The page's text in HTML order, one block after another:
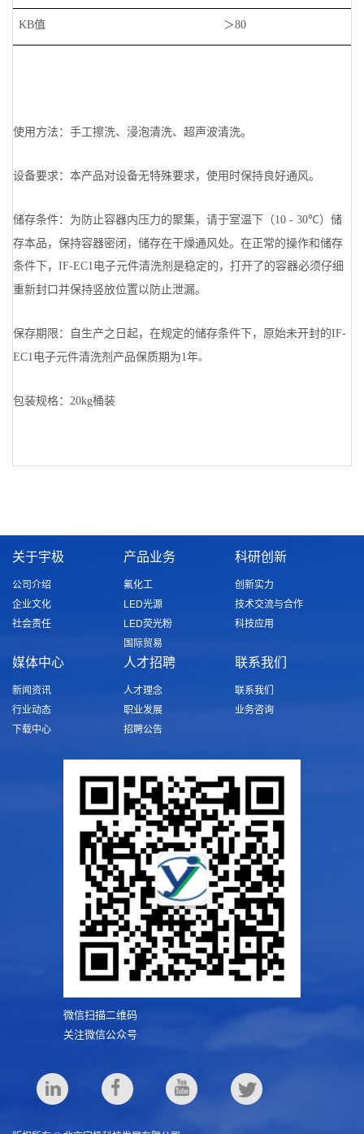
KB值 ＞80
使用方法：手工擦洗、浸泡清洗、超声波清洗。
设备要求：本产品对设备无特殊要求，使用时保持良好通风。
储存条件：为防止容器内压力的聚集，请于室温下（10 - 30℃）储
存本品，保持容器密闭，储存在干燥通风处。在正常的操作和储存
条件下， IF-EC1电子元件清洗剂是稳定的，打开了的容器必须仔细
重新封口并保持竖放位置以防止泄漏。
保存期限：自生产之日起，在规定的储存条件下，原始未开封的IF-
EC1电子元件清洗剂产品保质期为1年。
包装规格： 20kg桶装
关于宇极
公司介绍
企业文化
社会责任
产品业务
氟化工
LED光源
LED荧光粉
国际贸易
科研创新
创新实力
技术交流与合作
科技应用
媒体中心
新闻资讯
行业动态
下载中心
人才招聘
人才理念
职业发展
招聘公告
联系我们
联系我们
业务咨询
微信扫描二维码
关注微信公众号